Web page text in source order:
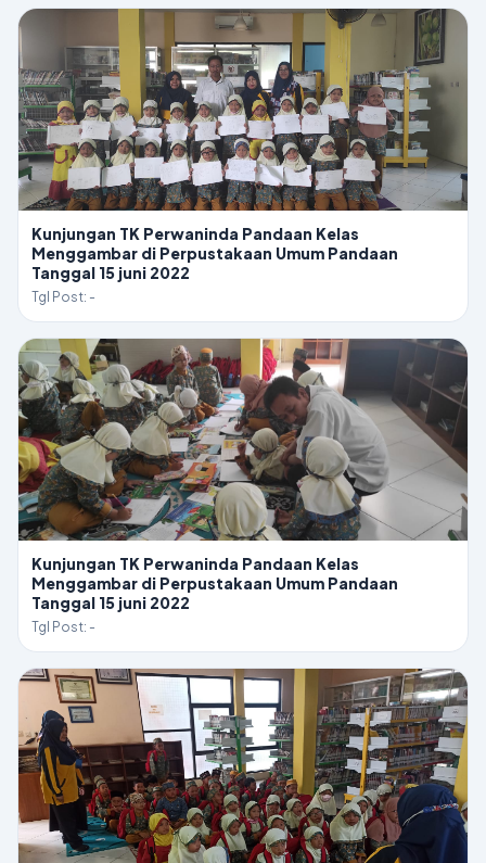
Kunjungan TK Perwaninda Pandaan Kelas
Menggambar di Perpustakaan Umum Pandaan
Tanggal 15 juni 2022
Tgl Post: -
Kunjungan TK Perwaninda Pandaan Kelas
Menggambar di Perpustakaan Umum Pandaan
Tanggal 15 juni 2022
Tgl Post: -